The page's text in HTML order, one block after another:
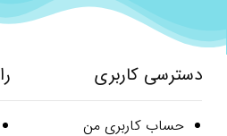
دسترسی کاربری
حساب کاربری من